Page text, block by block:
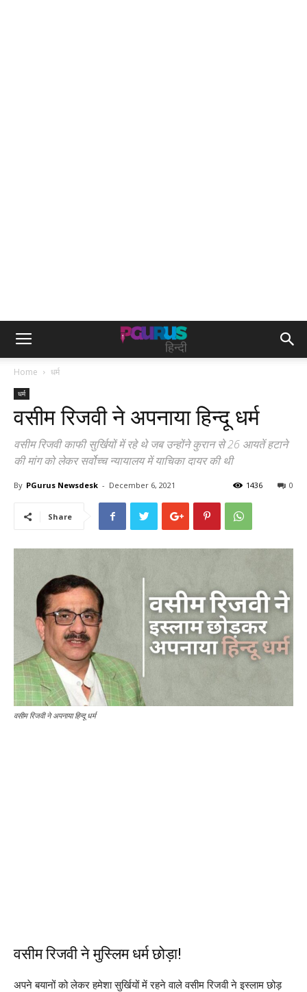
Home धर्म
धर्म
वसीम रिजवी ने अपनाया हिन्दू धर्म
वसीम रिजवी काफी सुर्खियों में रहे थे जब उन्होंने कुरान से 26 आयतें हटाने
की मांग को लेकर सर्वोच्च न्यायालय में याचिका दायर की थी
By PGurus Newsdesk - December 6, 2021 0
1436
Share
वसीम रिजवी ने अपनाया हिन्दू धर्म
वसीम रिजवी ने मुस्लिम धर्म छोड़ा!
अपने बयानों को लेकर हमेशा सुर्खियों में रहने वाले वसीम रिजवी ने इस्लाम छोड़